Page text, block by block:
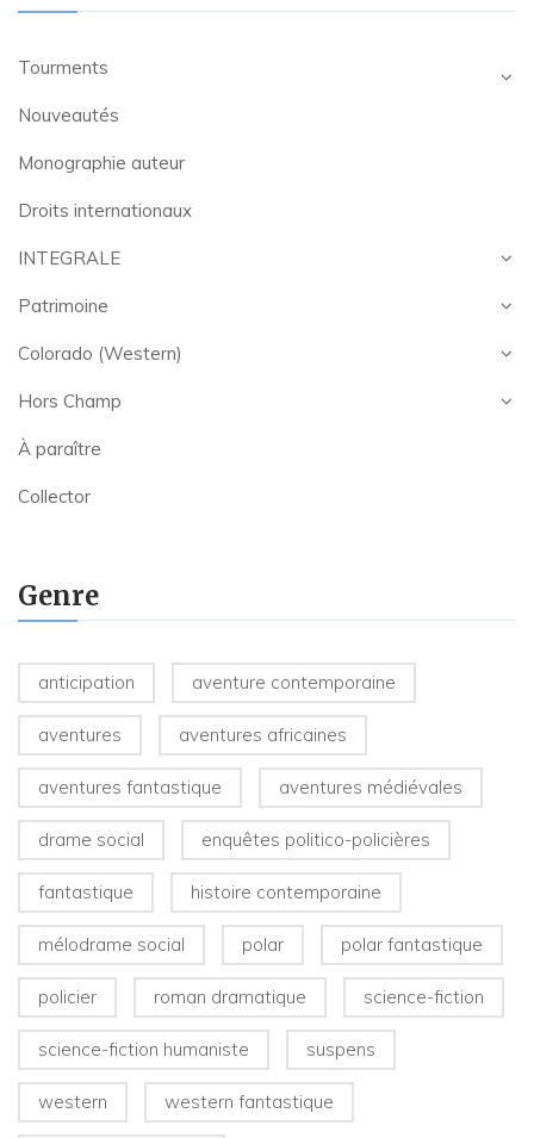
Tourments
Nouveautés
Monographie auteur
Droits internationaux
INTEGRALE
Patrimoine
Colorado (Western)
Hors Champ
À paraître
Collector
Genre
anticipation aventure contemporaine
aventures aventures africaines
aventures fantastique aventures médiévales
drame social enquêtes politico-policières
fantastique histoire contemporaine
mélodrame social polar polar fantastique
policier roman dramatique science-fiction
science-fiction humaniste suspens
western western fantastique